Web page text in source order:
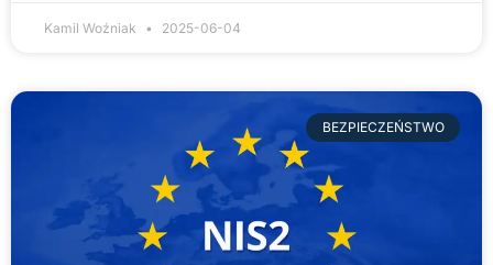
Kamil Woźniak 2025-06-04
BEZPIECZEŃSTWO